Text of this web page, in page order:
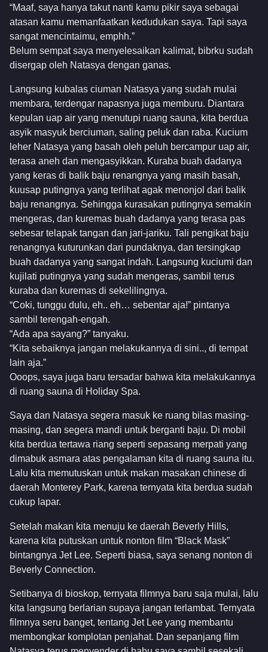
“Maaf, saya hanya takut nanti kamu pikir saya sebagai
atasan kamu memanfaatkan kedudukan saya. Tapi saya
sangat mencintaimu, emphh.”
Belum sempat saya menyelesaikan kalimat, bibrku sudah
disergap oleh Natasya dengan ganas.
Langsung kubalas ciuman Natasya yang sudah mulai
membara, terdengar napasnya juga memburu. Diantara
kepulan uap air yang menutupi ruang sauna, kita berdua
asyik masyuk berciuman, saling peluk dan raba. Kucium
leher Natasya yang basah oleh peluh bercampur uap air,
terasa aneh dan mengasyikkan. Kuraba buah dadanya
yang keras di balik baju renangnya yang masih basah,
kuusap putingnya yang terlihat agak menonjol dari balik
baju renangnya. Sehingga kurasakan putingnya semakin
mengeras, dan kuremas buah dadanya yang terasa pas
sebesar telapak tangan dan jari-jariku. Tali pengikat baju
renangnya kuturunkan dari pundaknya, dan tersingkap
buah dadanya yang sangat indah. Langsung kuciumi dan
kujilati putingnya yang sudah mengeras, sambil terus
kuraba dan kuremas di sekelilingnya.
“Coki, tunggu dulu, eh.. eh… sebentar aja!” pintanya
sambil terengah-engah.
“Ada apa sayang?” tanyaku.
“Kita sebaiknya jangan melakukannya di sini.., di tempat
lain aja.”
Ooops, saya juga baru tersadar bahwa kita melakukannya
di ruang sauna di Holiday Spa.
Saya dan Natasya segera masuk ke ruang bilas masing-
masing, dan segera mandi untuk berganti baju. Di mobil
kita berdua tertawa riang seperti sepasang merpati yang
dimabuk asmara atas pengalaman kita di ruang sauna itu.
Lalu kita memutuskan untuk makan masakan chinese di
daerah Monterey Park, karena ternyata kita berdua sudah
cukup lapar.
Setelah makan kita menuju ke daerah Beverly Hills,
karena kita putuskan untuk nonton film “Black Mask”
bintangnya Jet Lee. Seperti biasa, saya senang nonton di
Beverly Connection.
Setibanya di bioskop, ternyata filmnya baru saja mulai, lalu
kita langsung berlarian supaya jangan terlambat. Ternyata
filmnya seru banget, tentang Jet Lee yang membantu
membongkar komplotan penjahat. Dan sepanjang film